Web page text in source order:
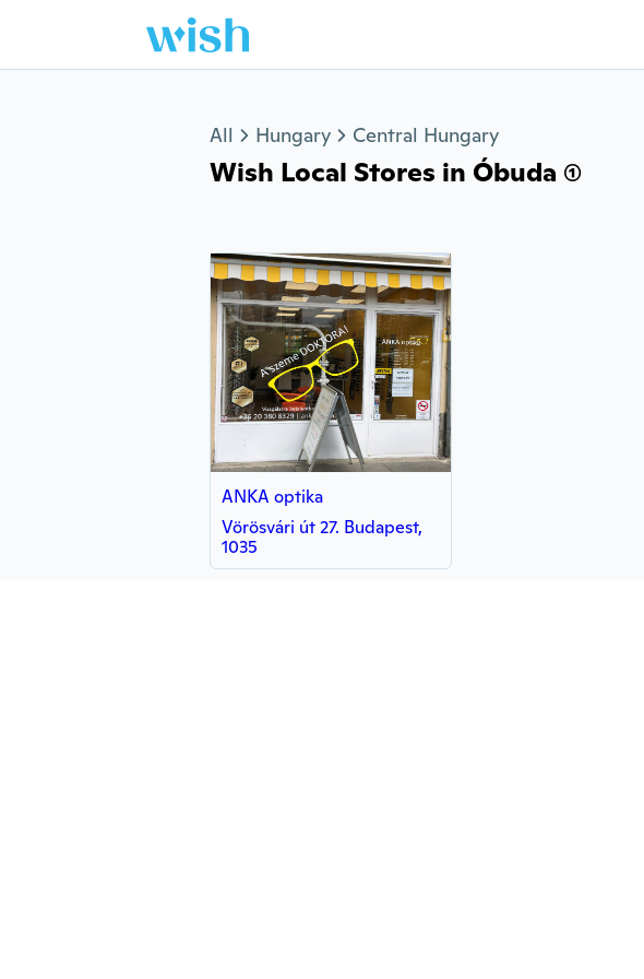
All Hungary Central Hungary
Wish Local Stores in Óbuda (1)
ANKA optika
Vörösvári út 27. Budapest,
1035